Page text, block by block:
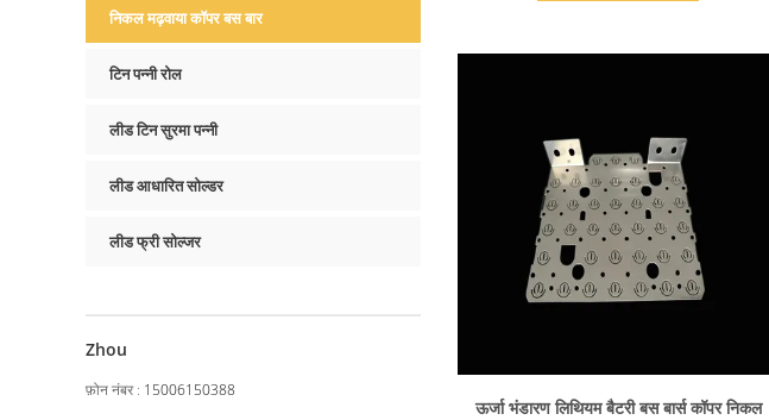
निकल मढ़वाया कॉपर बस बार
टिन पन्नी रोल
लीड टिन सुरमा पन्नी
लीड आधारित सोल्डर
लीड फ्री सोल्जर
Zhou
फ़ोन नंबर : 15006150388 प्रदर्शन का विवरण
ऊर्जा भंडारण लिथियम बैटरी बस बार्स कॉपर निकल